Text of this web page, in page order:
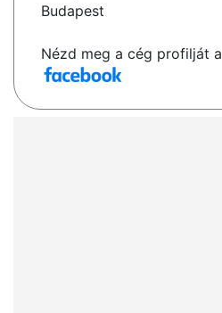
Budapest
Nézd meg a cég profilját a